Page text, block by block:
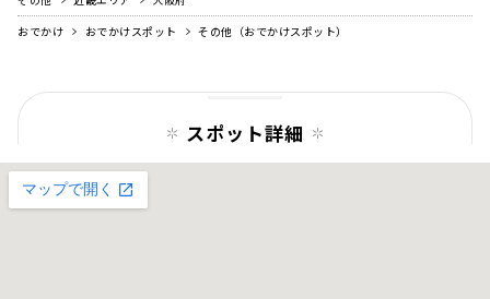
例：新大阪駅 → 本町駅（御堂筋線）→ 夢洲駅
め咲線 桜島駅（P17）から、会場（西ゲー
※自家用車での来場について原則として一般...
おでかけ
おでかけスポット その他（おでかけスポット）
スポット詳細